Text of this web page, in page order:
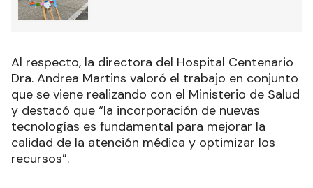
Al respecto, la directora del Hospital Centenario
Dra. Andrea Martins valoró el trabajo en conjunto
que se viene realizando con el Ministerio de Salud
y destacó que “la incorporación de nuevas
tecnologías es fundamental para mejorar la
calidad de la atención médica y optimizar los
recursos”.